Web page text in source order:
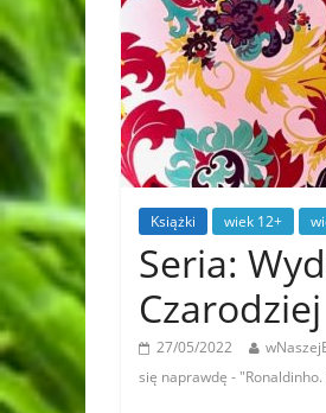
Książki wiek 12+
Seria:
27/05/2022
się naprawdę -